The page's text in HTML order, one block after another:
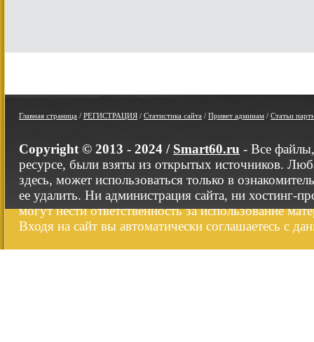
Главная страница / РЕГИСТРАЦИЯ / Статистика сайта / Привет админам / Статьи
Copyright © 2013 - 2024 / Smart60.ru - Все
ресурсе, были взяты из открытых источников.
здесь, может использоваться только в
ее удалить. Ни администрация сайта, ни хостинг-
могут нести ответственность за использование
Входя на сайт вы автоматически соглашаетесь с